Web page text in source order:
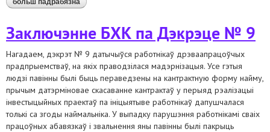
больш падрабязна аб зварот у палату прадстаўнікоў нацыянальнага
сходу па праблемах у пенсійным заканадаўстве
Заключэнне БХК па Дэкрэце № 9
Нагадаем, дэкрэт № 9 датычыўся работнікаў дрэваапрацоўчых
прадпрыемстваў, на якіх праводзілася мадэрнізацыя. Усе гэтыя
людзі павінны былі быць пераведзены на кантрактную форму найму,
прычым датэрміновае скасаванне кантрактаў у перыяд рэалізацыі
інвестыцыйных праектаў па ініцыятыве работнікаў дапушчалася
толькі са згоды наймальніка. У выпадку парушэння работнікамі сваіх
працоўных абавязкаў і звальнення яны павінны былі пакрыць